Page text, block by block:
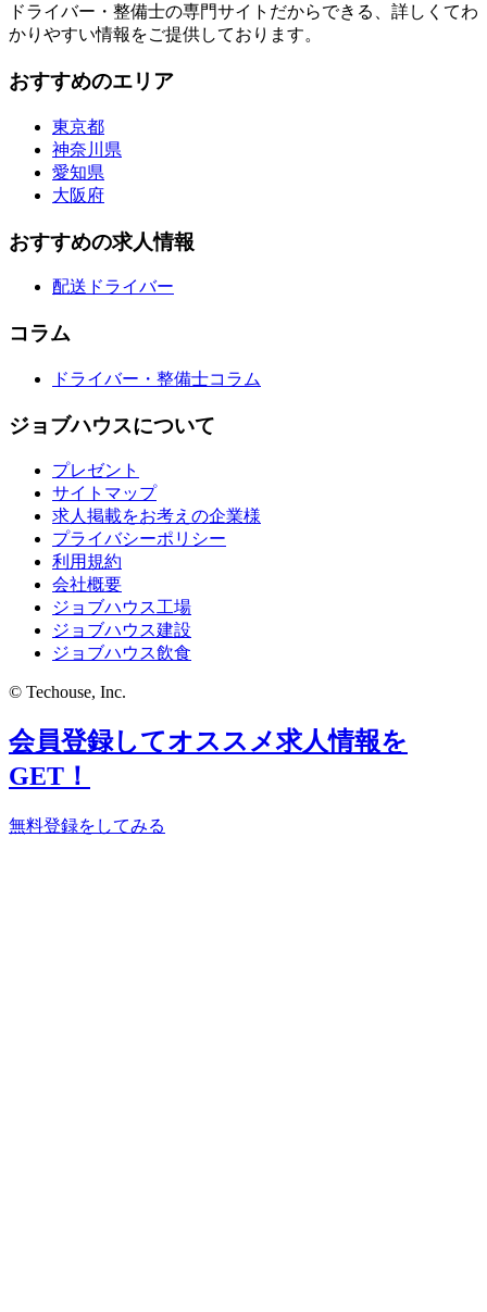
ドライバー・整備士の専門サイトだからできる、詳しくてわ
かりやすい情報をご提供しております。
おすすめのエリア
東京都
神奈川県
愛知県
大阪府
おすすめの求人情報
配送ドライバー
コラム
ドライバー・整備士コラム
ジョブハウスについて
プレゼント
サイトマップ
求人掲載をお考えの企業様
プライバシーポリシー
利用規約
会社概要
ジョブハウス工場
ジョブハウス建設
ジョブハウス飲食
© Techouse, Inc.
会員登録してオススメ求人情報を
GET！
無料登録をしてみる